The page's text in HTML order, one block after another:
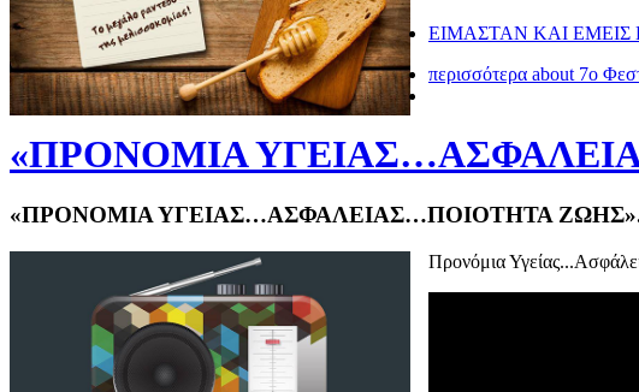
ΕΙΜΑΣΤΑΝ ΚΑΙ ΕΜΕΙΣ
περισσότερα about 7ο
«ΠΡΟΝΟΜΙΑ
«ΠΡΟΝΟΜΙΑ ΥΓΕΙΑΣ…ΑΣΦΑΛΕΙΑΣ…ΠΟΙΟΤΗΤΑ
Προνόμια